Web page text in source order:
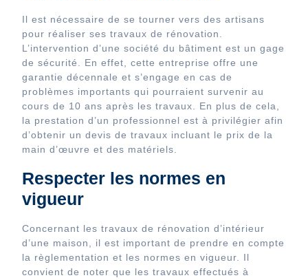
Il est nécessaire de se tourner vers des artisans
pour réaliser ses travaux de rénovation.
L’intervention d’une société du bâtiment est un gage
de sécurité. En effet, cette entreprise offre une
garantie décennale et s’engage en cas de
problèmes importants qui pourraient survenir au
cours de 10 ans après les travaux. En plus de cela,
la prestation d’un professionnel est à privilégier afin
d’obtenir un devis de travaux incluant le prix de la
main d’œuvre et des matériels.
Respecter les normes en
vigueur
Concernant les travaux de rénovation d’intérieur
d’une maison, il est important de prendre en compte
la règlementation et les normes en vigueur. Il
convient de noter que les travaux effectués à